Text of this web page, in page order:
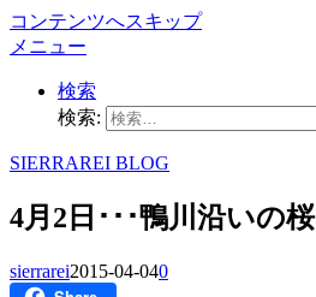
コンテンツへスキップ
メニュー
検索
検索:
SIERRAREI BLOG
4月2日･･･鴨川沿いの桜
sierrarei2015-04-040